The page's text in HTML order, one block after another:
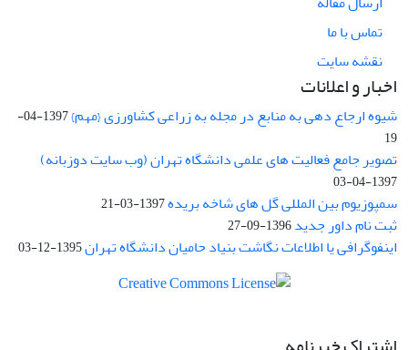
تماس با ما
نقشه سایت
اخبار و اعلانات
شیوه ارجاع دهی به منابع در مجله به زراعی کشاورزی {مهم}
1397-04-
19
تصویر جامع فعالیت های علمی دانشگاه تهران (وب سایت دوزبانه)
1397-04-03
سمپوزیوم بین المللی گل های شاخه بریده1397-03-21
ثبت نام داور جدید1396-09-27
اینفوگرافی یا اطلاعات نگاشت بنیاد حامیان دانشگاه تهران1395-12-03